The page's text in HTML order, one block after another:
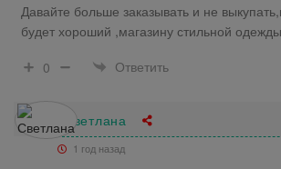
Давайте больше заказывать и не
будет хороший ,магазину стильной одежды
0
Ответить
Светлана
1 год назад